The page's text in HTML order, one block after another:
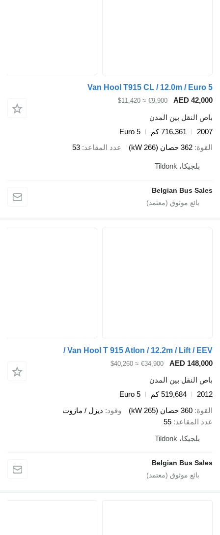
Van Hool T915 CL / 12.0m / Euro 5
AED 42,000
€9,900
≈ $11,420
باص النقل بين المدن
2007
716,361 كم
Euro 5
القوة 362 حصان (266 kW) عدد المقاعد 53
بلجيكا، Tildonk
Belgian Bus Sales
Van Hool T 915 Atlon / 12.2m / Lift / EEV /
AED 148,000
€34,900
≈ $40,260
باص النقل بين المدن
2012
519,684 كم
Euro 5
القوة 360 حصان (265 kW) وقود ديزل / مازوت
عدد المقاعد 55
بلجيكا، Tildonk
Belgian Bus Sales